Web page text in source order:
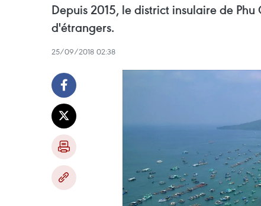
Depuis 2015, le district insulaire de
d'étrangers.
25/09/2018 02:38